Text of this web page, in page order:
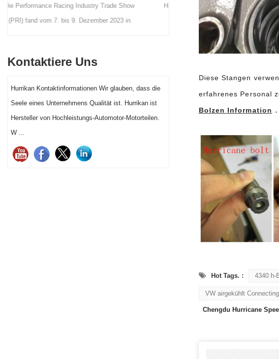
Hurricane-Hochleistungskomponentenpaket für
den legendären Toyota 2JZ-Motor. Dieses
geschmiedete 2618-Kolben. Das komplette
Kolben) erreichte erfolgreich eine maximale
Kontaktiere Uns
Hurrikan Kontaktinformationen Wir glauben, dass die
Seele eines Unternehmens Qualität ist. Hurrikan ist
Hersteller von Hochleistungs-Automotor-Motorteilen.
W ...
Diese Stangen
erfahrenes Personal
Bolzen Information .
Hot Tags. : 4340 h-
VW airgekühlt
Chengdu Hurricane